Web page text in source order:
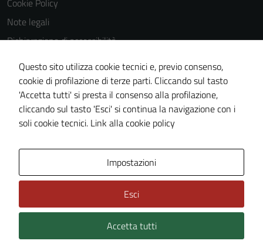
Cookie Policy
Note legali
Dichiarazione di accessibilità
Dichiarazione di accessibilità Servizi
Whistleblowing
Piano di miglioramento del sito
Area riservata
Technical Design s.r.l.
Questo sito utilizza cookie tecnici e, previo consenso,
cookie di profilazione di terze parti. Cliccando sul tasto
'Accetta tutti' si presta il consenso alla profilazione,
cliccando sul tasto 'Esci' si continua la navigazione con i
soli cookie tecnici. Link alla cookie policy
Impostazioni
Esci
Accetta tutti